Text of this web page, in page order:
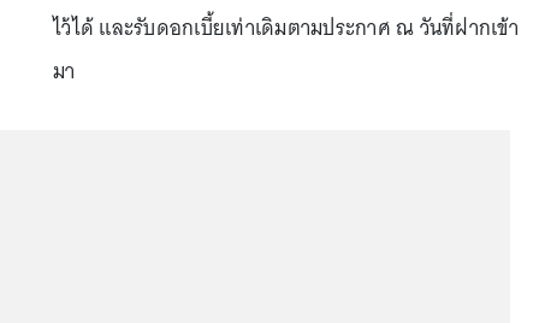
ไว้ได้ และรับดอกเบี้ยเท่าเดิมตามประกาศ ณ วันที่ฝากเข้า
มา